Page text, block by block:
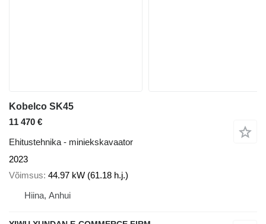
Kobelco SK45
11 470 €
Ehitustehnika - miniekskavaator
2023
Võimsus 44.97 kW (61.18 h.j.)
Hiina, Anhui